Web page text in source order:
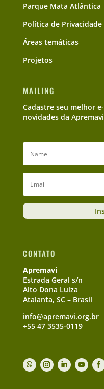
Parque Mata Atlântica
Política de Privacidade
Áreas temáticas
Projetos
MAILING
Cadastre seu melhor
novidades da
CONTATO
Apremavi
Estrada Geral s/n
Alto Dona Luiza
Atalanta, SC – Brasil
info@apremavi.org.br
+55 47 3535-0119